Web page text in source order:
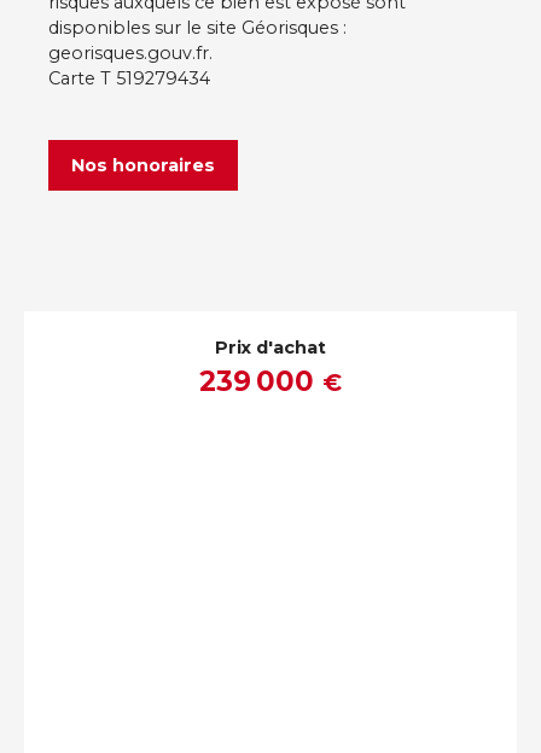
disponibles sur le site Géorisques :
georisques.gouv.fr.
Carte T 519279434
Nos honoraires
Prix d'achat
239 000 €